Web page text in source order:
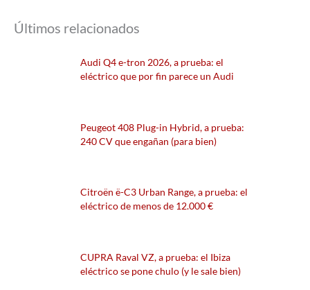
Últimos relacionados
Audi Q4 e-tron 2026, a prueba: el
eléctrico que por fin parece un Audi
Peugeot 408 Plug-in Hybrid, a prueba:
240 CV que engañan (para bien)
Citroën ë-C3 Urban Range, a prueba: el
eléctrico de menos de 12.000 €
CUPRA Raval VZ, a prueba: el Ibiza
eléctrico se pone chulo (y le sale bien)